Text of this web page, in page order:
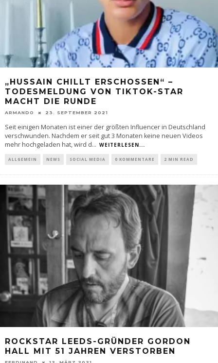
„HUSSAIN CHILLT ERSCHOSSEN“ –
TODESMELDUNG VON TIKTOK-STAR
MACHT DIE RUNDE
ARMANDO 23. SEPTEMBER 2021
Seit einigen Monaten ist einer der größten Influencer in Deutschland
verschwunden. Nachdem er seit gut 3 Monaten keine neuen Videos
mehr hochgeladen hat, wird d... WEITERLESEN...
ALLGEMEIN NEWS SOCIAL MEDIA 0 KOMMENTARE 2 MIN READ
ROCKSTAR LEEDS-GRÜNDER GORDON
HALL MIT 51 JAHREN VERSTORBEN